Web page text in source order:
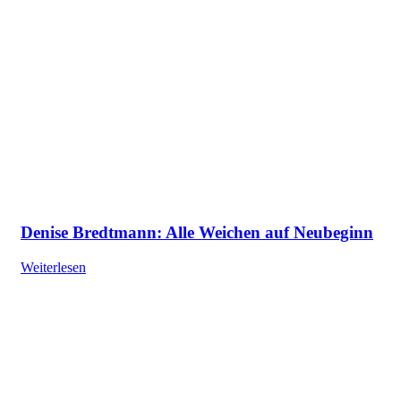
Denise Bredtmann: Alle Weichen auf Neubeginn
Weiterlesen